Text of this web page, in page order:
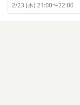
2/23 (木) 21:00〜22:00